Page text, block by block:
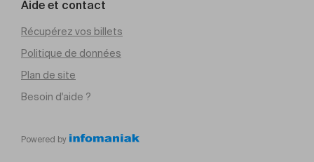
Aide et contact
Récupérez vos billets
Politique de données
Plan de site
Besoin d'aide ?
Powered by